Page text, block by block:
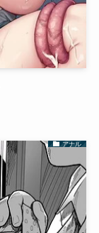
アナル